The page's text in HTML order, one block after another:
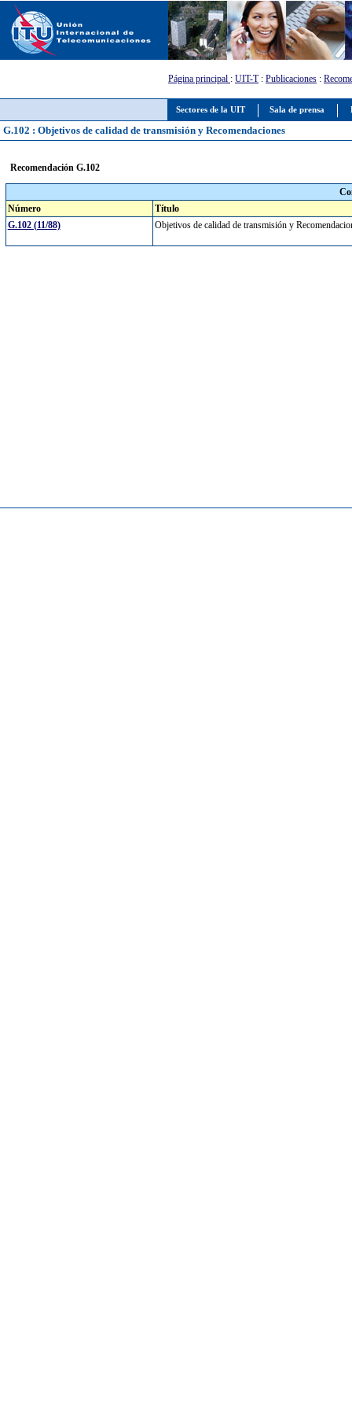
Sectores de la UIT Sala de prensa
Página principal : UIT-T: Publicaciones :
G.102 : Objetivos de calidad de transmisión y Recomendaciones
Recomendación G.102
Número
Título
G.102 (11/88)
Objetivos de calidad de transmisión y